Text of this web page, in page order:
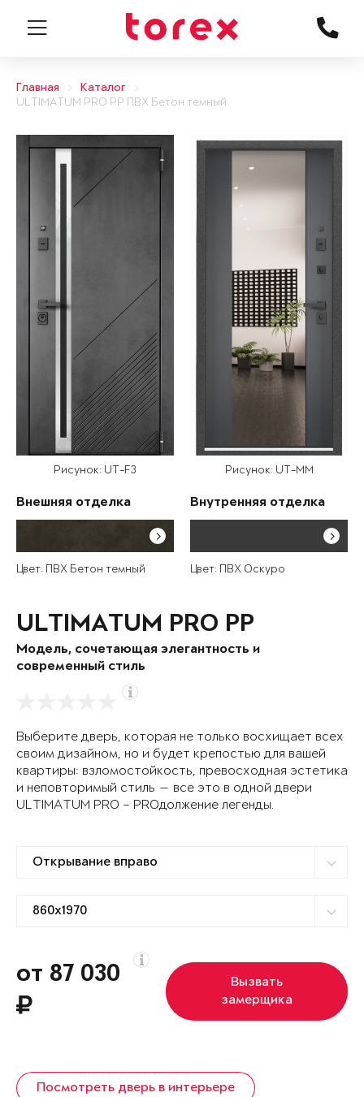
Главная
Каталог
ULTIMATUM PRO PP ПВХ Бетон темный
Рисунок: UT-F3
Внешняя отделка
Цвет: ПВХ Бетон темный
Рисунок: UT-MM
Внутренняя отделка
Цвет: ПВХ Оскуро
ULTIMATUM PRO PP
Модель, сочетающая элегантность и
современный стиль
Выберите дверь, которая не только восхищает всех
своим дизайном, но и будет крепостью для вашей
квартиры: взломостойкость, превосходная эстетика
и неповторимый стиль — все это в одной двери
ULTIMATUM PRO – PROдолжение легенды.
от 87 030
Вызвать
замерщика
Посмотреть дверь в интерьере